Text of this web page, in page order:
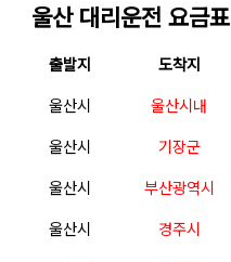
울산 대리운전 요금표
출발지 도착지
울산시 울산시내
울산시 기장군
울산시 부산광역시
울산시 경주시